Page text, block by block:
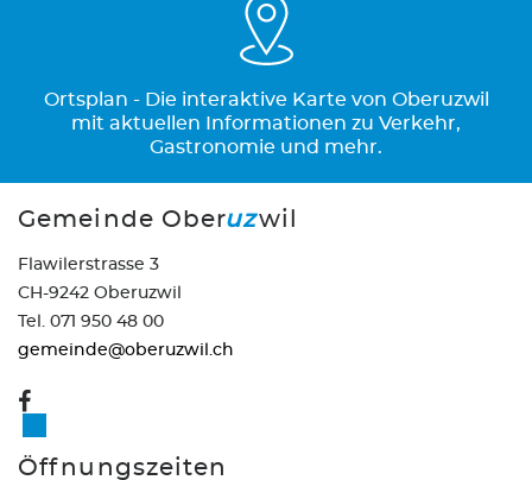
Ortsplan - Die interaktive Karte von Oberuzwil
mit aktuellen Informationen zu Verkehr,
Gastronomie und mehr.
Gemeinde Oberuzwil
Flawilerstrasse 3
CH-9242 Oberuzwil
Tel. 071 950 48 00
gemeinde@oberuzwil.ch
Öffnungszeiten